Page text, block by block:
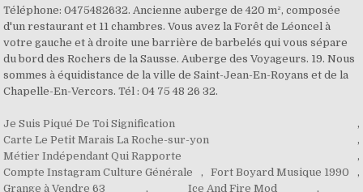
Téléphone: 0475482632. Ancienne auberge de 420 m², composée
d'un restaurant et 11 chambres. Vous avez la Forêt de Léoncel à
votre gauche et à droite une barrière de barbelés qui vous sépare
du bord des Rochers de la Sausse. Auberge des Voyageurs. 19. Nous
sommes à équidistance de la ville de Saint-Jean-En-Royans et de la
Chapelle-En-Vercors. Tél : 04 75 48 26 32.
Je Suis Piqué De Toi Signification
,
Carte Le Petit Marais La Roche-sur-yon
,
Métier Indépendant Qui Rapporte
,
Compte Instagram Culture Générale
, Fort Boyard Musique 1990
,
Grange à Vendre 63
, Ice And Fire Mod ,